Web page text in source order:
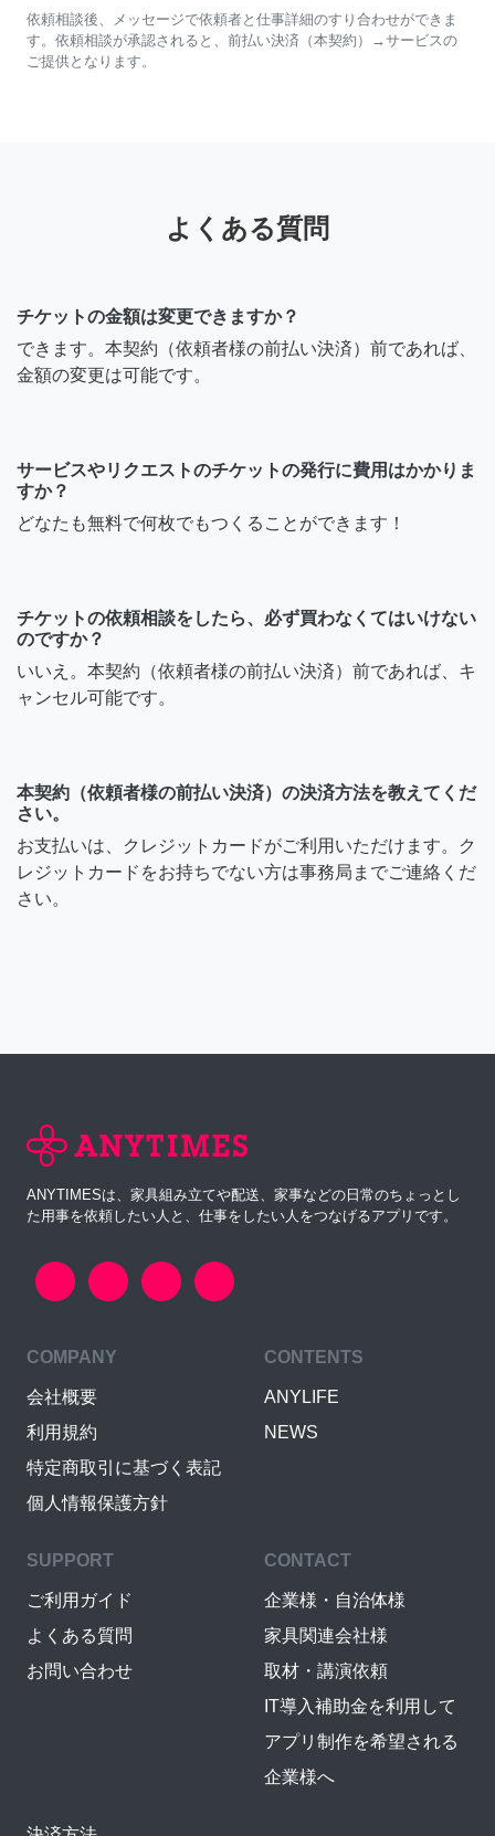
依頼相談後、メッセージで依頼者と仕事詳細のすり合わせができま
す。依頼相談が承認されると、前払い決済（本契約）→サービスの
ご提供となります。
よくある質問
チケットの金額は変更できますか？
できます。本契約（依頼者様の前払い決済）前であれば、
金額の変更は可能です。
サービスやリクエストのチケットの発行に費用はかかりま
すか？
どなたも無料で何枚でもつくることができます！
チケットの依頼相談をしたら、必ず買わなくてはいけない
のですか？
いいえ。本契約（依頼者様の前払い決済）前であれば、キ
ャンセル可能です。
本契約（依頼者様の前払い決済）の決済方法を教えてくだ
さい。
お支払いは、クレジットカードがご利用いただけます。ク
レジットカードをお持ちでない方は事務局までご連絡くだ
さい。
ANYTIMESは、家具組み立てや配送、家事などの日常のちょっとし
た用事を依頼したい人と、仕事をしたい人をつなげるアプリです。
COMPANY
会社概要
利用規約
特定商取引に基づく表記
個人情報保護方針
CONTENTS
ANYLIFE
NEWS
SUPPORT
ご利用ガイド
よくある質問
お問い合わせ
CONTACT
企業様・自治体様
家具関連会社様
取材・講演依頼
IT導入補助金を利用して
アプリ制作を希望される
企業様へ